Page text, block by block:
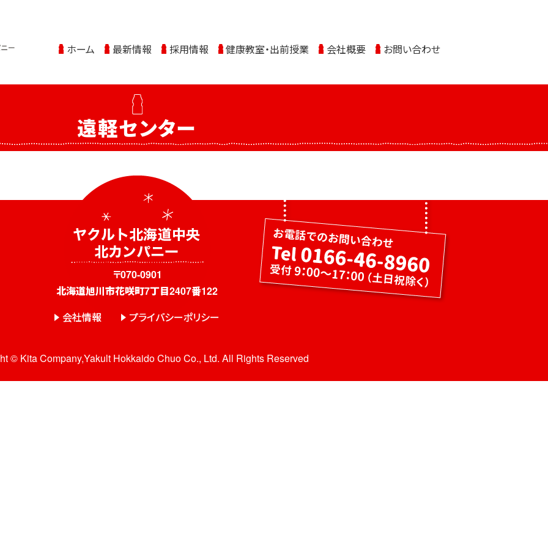
ホーム 最新情報 採用情報 健康教室・出前授業 会社概要 お問い合わせ
遠軽センター
〒070-0901
北海道旭川市花咲町7丁目2407番122
会社情報
プライバシーポリシー
© Kita Company,Yakult Hokkaido Chuo Co., Ltd. All Rights Reserved